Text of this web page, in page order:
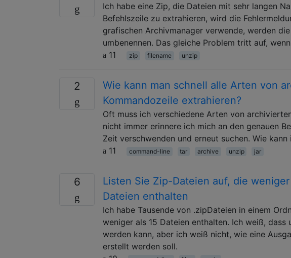
Ich habe eine Zip, die Dateien mit sehr langen
Befehlszeile zu extrahieren, wird die
grafischen Archivmanager verwende, werden
umbenennen. Das gleiche Problem tritt auf,
11
zip filename unzip
2
Wie kann man schnell alle Arten von
Kommandozeile extrahieren?
Oft muss ich verschiedene Arten von
nicht immer erinnere ich mich an den genauen
Zeit verschwenden und erneut suchen. Wie
11
command-line tar archive unzip jar
6
Listen Sie Zip-Dateien auf, die
Dateien enthalten
Ich habe Tausende von .zipDateien in einem
weniger als 15 Dateien enthalten. Ich weiß,
werden kann, aber ich weiß nicht, wie eine
erstellt werden soll.